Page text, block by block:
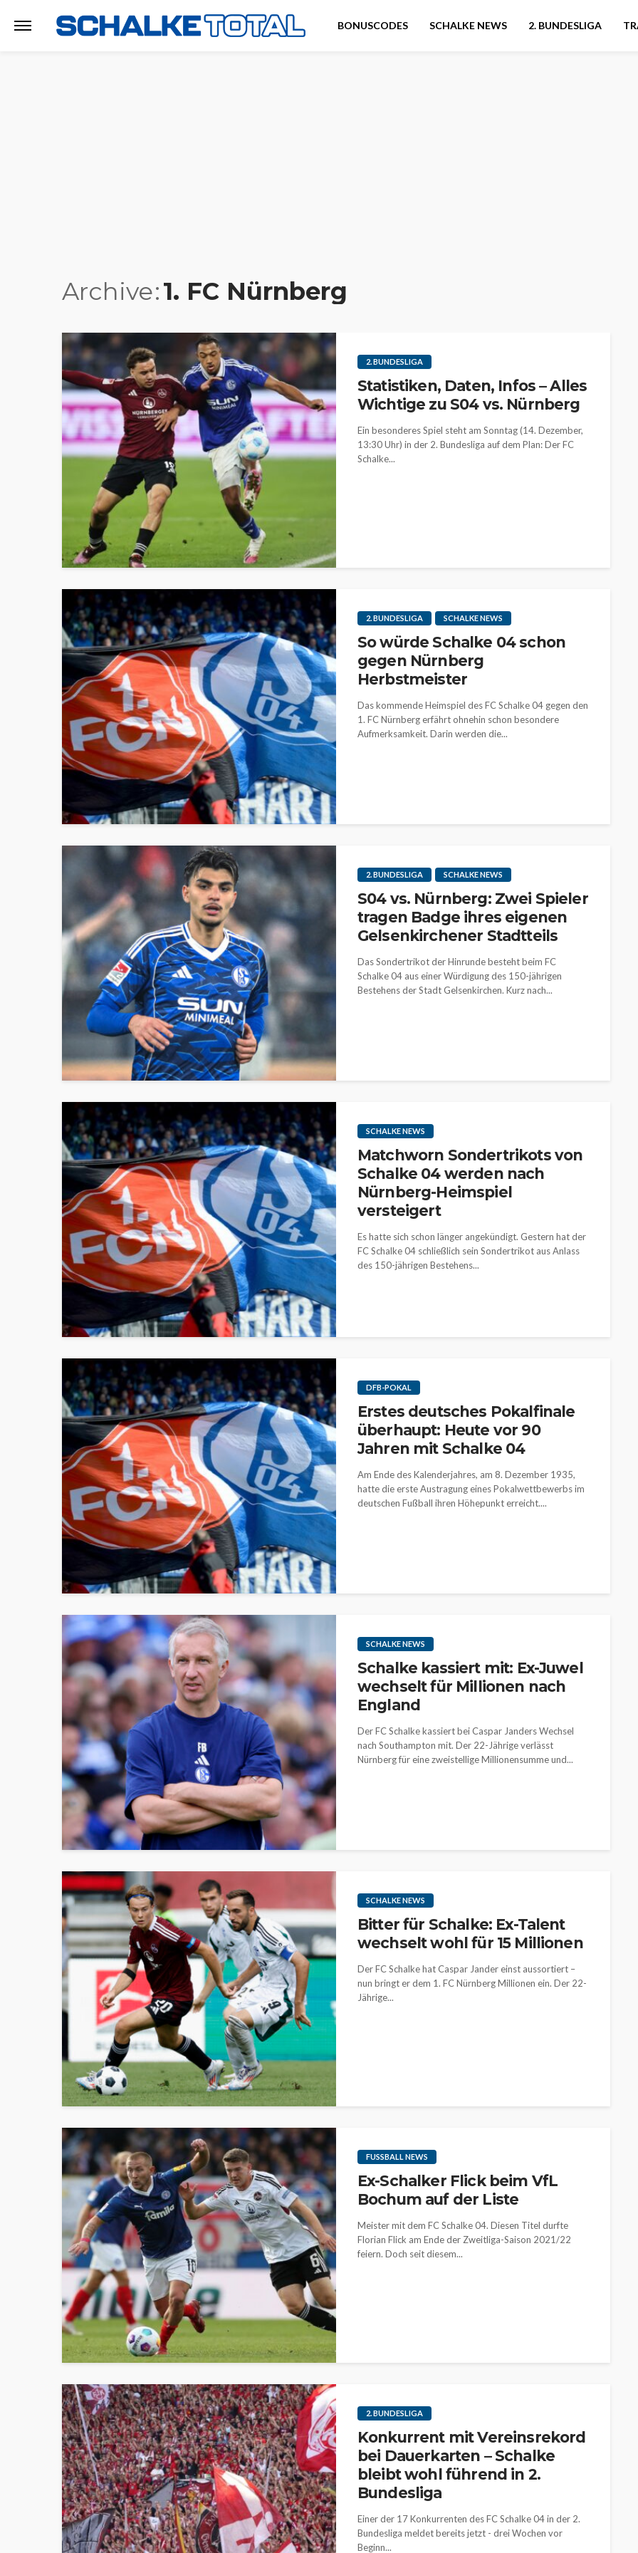
BONUSCODES SCHALKE NEWS 2. BUNDESLIGA
Archive 1. FC Nürnberg
2. BUNDESLIGA
Statistiken, Daten, Infos – Alles
Wichtige zu S04 vs. Nürnberg
Ein besonderes Spiel steht am Sonntag (14. Dezember,
13:30 Uhr) in der 2. Bundesliga auf dem Plan: Der FC
Schalke...
2. BUNDESLIGA SCHALKE NEWS
So würde Schalke 04 schon
gegen Nürnberg
Herbstmeister
Das kommende Heimspiel des FC Schalke 04 gegen den
1. FC Nürnberg erfährt ohnehin schon besondere
Aufmerksamkeit. Darin werden die...
2. BUNDESLIGA SCHALKE NEWS
S04 vs. Nürnberg: Zwei Spieler
tragen Badge ihres eigenen
Gelsenkirchener Stadtteils
Das Sondertrikot der Hinrunde besteht beim FC
Schalke 04 aus einer Würdigung des 150-jährigen
Bestehens der Stadt Gelsenkirchen. Kurz nach...
SCHALKE NEWS
Matchworn Sondertrikots von
Schalke 04 werden nach
Nürnberg-Heimspiel
versteigert
Es hatte sich schon länger angekündigt. Gestern hat der
FC Schalke 04 schließlich sein Sondertrikot aus Anlass
des 150-jährigen Bestehens...
DFB-POKAL
Erstes deutsches Pokalfinale
überhaupt: Heute vor 90
Jahren mit Schalke 04
Am Ende des Kalenderjahres, am 8. Dezember 1935,
hatte die erste Austragung eines Pokalwettbewerbs im
deutschen Fußball ihren Höhepunkt erreicht....
SCHALKE NEWS
Schalke kassiert mit: Ex-Juwel
wechselt für Millionen nach
England
Der FC Schalke kassiert bei Caspar Janders Wechsel
nach Southampton mit. Der 22-Jährige verlässt
Nürnberg für eine zweistellige Millionensumme und...
SCHALKE NEWS
Bitter für Schalke: Ex-Talent
wechselt wohl für 15 Millionen
Der FC Schalke hat Caspar Jander einst aussortiert –
nun bringt er dem 1. FC Nürnberg Millionen ein. Der 22-
Jährige...
FUSSBALL NEWS
Ex-Schalker Flick beim VfL
Bochum auf der Liste
Meister mit dem FC Schalke 04. Diesen Titel durfte
Florian Flick am Ende der Zweitliga-Saison 2021/22
feiern. Doch seit diesem...
2. BUNDESLIGA
Konkurrent mit Vereinsrekord
bei Dauerkarten – Schalke
bleibt wohl führend in 2.
Bundesliga
Einer der 17 Konkurrenten des FC Schalke 04 in der 2.
Bundesliga meldet bereits jetzt - drei Wochen vor
Beginn...